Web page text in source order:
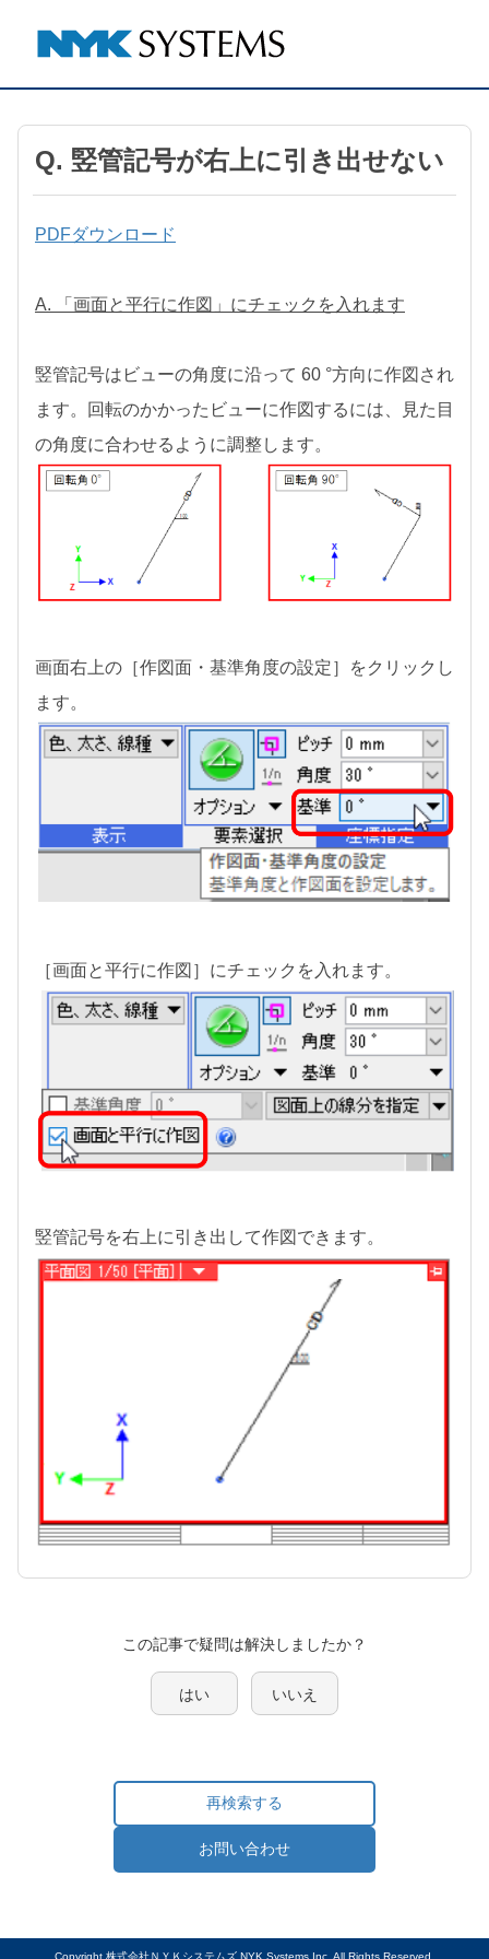
Q. 竪管記号が右上に引き出せない
PDFダウンロード
A. 「画面と平行に作図」にチェックを入れます
竪管記号はビューの角度に沿って 60 °方向に作図され
ます。回転のかかったビューに作図するには、見た目
の角度に合わせるように調整します。
画面右上の［作図面・基準角度の設定］をクリックし
ます。
［画面と平行に作図］にチェックを入れます。
竪管記号を右上に引き出して作図できます。
この記事で疑問は解決しましたか？
はい いいえ
再検索する
お問い合わせ